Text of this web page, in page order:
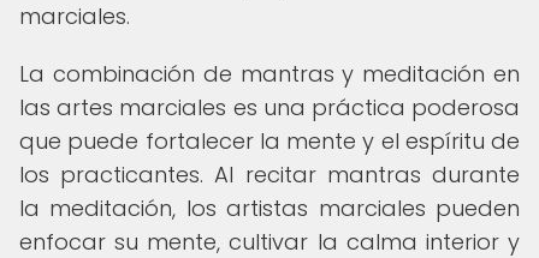
marciales.
La combinación de mantras y meditación en
las artes marciales es una práctica poderosa
que puede fortalecer la mente y el espíritu de
los practicantes. Al recitar mantras durante
la meditación, los artistas marciales pueden
enfocar su mente, cultivar la calma interior y